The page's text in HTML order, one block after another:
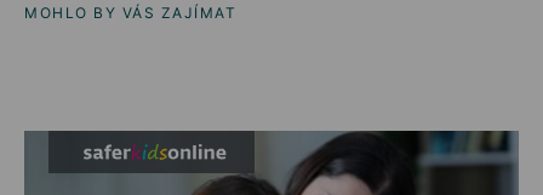
MOHLO BY VÁS ZAJÍMAT